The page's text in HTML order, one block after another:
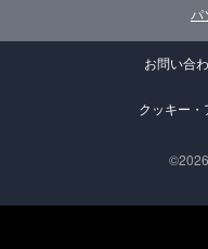
パ
お問い合
クッキー